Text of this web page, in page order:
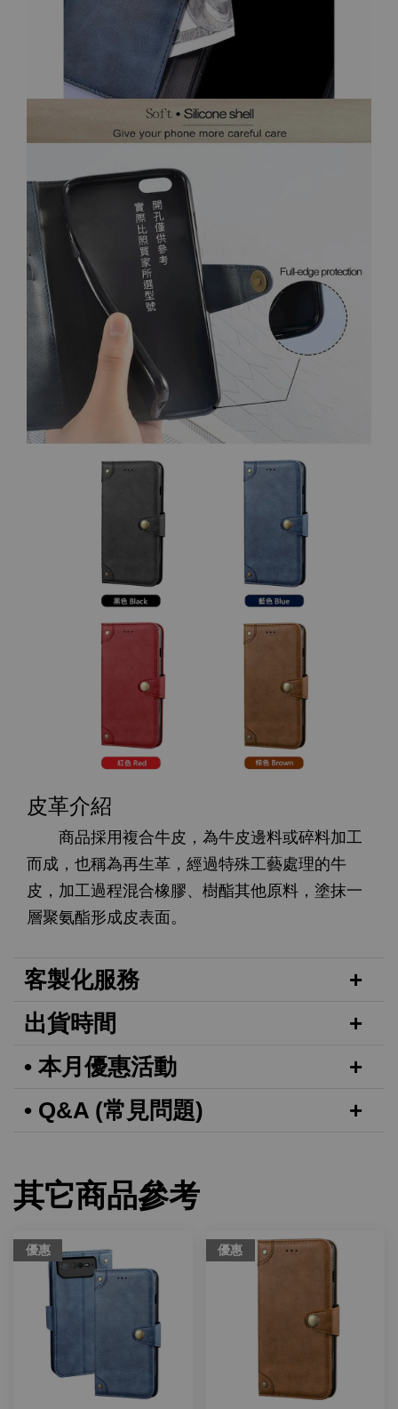
皮革介紹
商品採用複合牛皮，為牛皮邊料或碎料加工
而成，也稱為再生革，經過特殊工藝處理的牛
皮，加工過程混合橡膠、樹酯其他原料，塗抹一
層聚氨酯形成皮表面。
客製化服務
出貨時間
• 本月優惠活動
• Q&A (常見問題)
其它商品參考
優惠 優惠